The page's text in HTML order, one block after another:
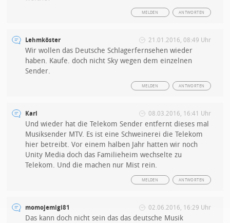
ANTWORTEN
MELDEN
Lehmköster 21.01.2016, 08:49 Uhr
Wir wollen das Deutsche Schlagerfernsehen wieder
haben. Kaufe. doch nicht Sky wegen dem einzelnen
Sender.
ANTWORTEN
MELDEN
Karl 08.03.2016, 16:41 Uhr
Und wieder hat die Telekom Sender entfernt dieses mal
Musiksender MTV. Es ist eine Schweinerei die Telekom
hier betreibt. Vor einem halben Jahr hatten wir noch
Unity Media doch das Familieheim wechselte zu
Telekom. Und die machen nur Mist rein.
ANTWORTEN
MELDEN
momojemigi81 02.06.2016, 16:29 Uhr
Das kann doch nicht sein das das deutsche Musik